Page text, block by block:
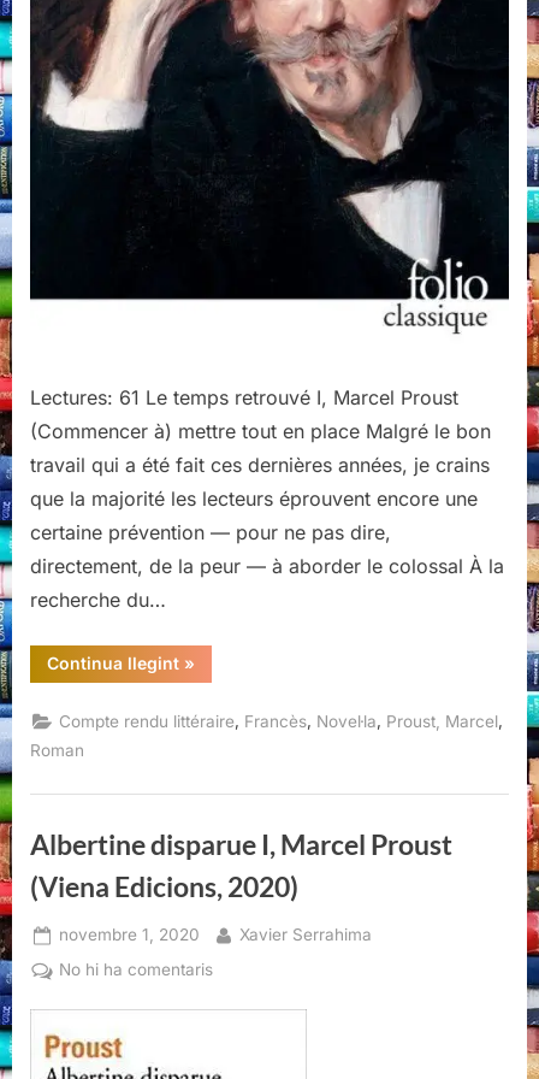
Lectures: 61 Le temps retrouvé I, Marcel Proust
(Commencer à) mettre tout en place Malgré le bon
travail qui a été fait ces dernières années, je crains
que la majorité les lecteurs éprouvent encore une
certaine prévention — pour ne pas dire,
directement, de la peur — à aborder le colossal À la
recherche du…
Continua llegint“Le
temps
I,
Marcel
1990”
»
Compte rendu littéraire, Francès, Novel·la, Proust, Marcel,
Roman
Albertine disparue I, Marcel Proust
(Viena Edicions, 2020)
Posted
on
novembre 1, 2020 By
Xavier Serrahima
No hi ha comentarisa